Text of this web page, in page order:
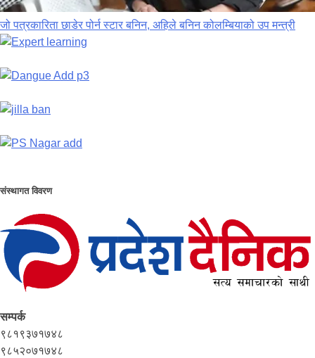
जो पत्रकारिता छाडेर पोर्न स्टार बनिन, अहिले बनिन कोलम्बियाको उप मन्त्री
संस्थागत विवरण
सम्पर्क
९८१९३७१७४८
९८५२०७१७४८